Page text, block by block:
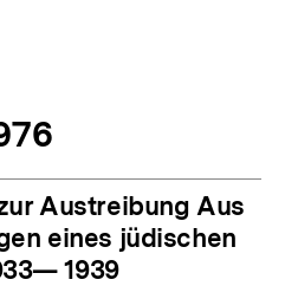
Austreibung Aus
eines jüdischen
1939